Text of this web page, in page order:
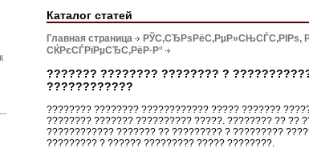
Каталог статей
Главная страница РЎС‚СЂРѕРёС‚РµР»СЊСЃС‚РІРѕ,
СЌРєСЃРїРµСЂС‚РёР·Р°
??????? ???????? ???????? ?
????????????
???????? ???????? ???????????? ????? ???????
???????? ??????? ?????????? ?????. ???????? ?? ??
???????????? ??????? ?? ????????? ? ?????????
????????? ? ?????? ????????? ????? ????????.